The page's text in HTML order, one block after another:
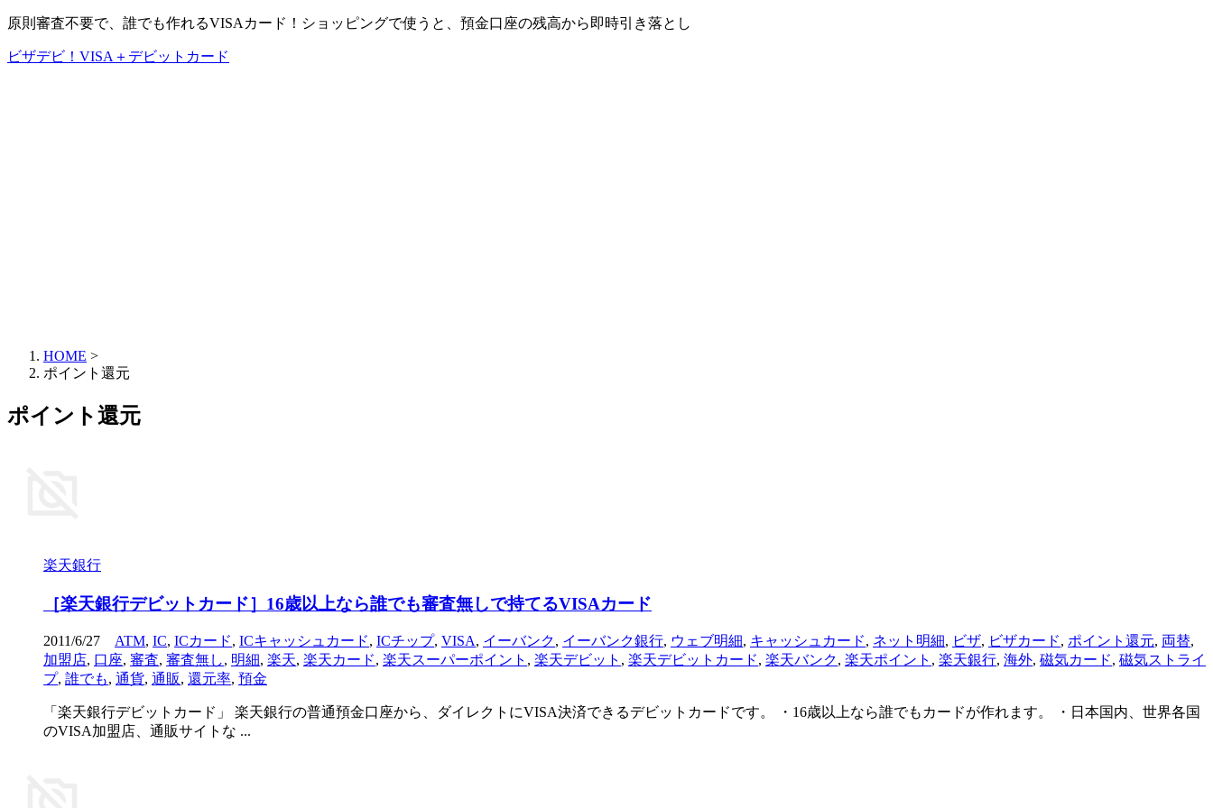
原則審査不要で、誰でも作れるVISAカード！ショッピングで使うと、預金口座の残高から即時引き落とし
ビザデビ！VISA＋デビットカード
HOME >
ポイント還元
ポイント還元
楽天銀行
［楽天銀行デビットカード］16歳以上なら誰でも審査無しで持てるVISAカード
2011/6/27 ATM, IC, ICカード, ICキャッシュカード, ICチップ, VISA, イーバンク, イーバンク銀行, ウェブ明細, キャッシュカード, ネット明細, ビザ, ビザカード, ポイント還元, 両替,
加盟店, 口座, 審査, 審査無し, 明細, 楽天, 楽天カード, 楽天スーパーポイント , 楽天デビット , 楽天デビットカード, 楽天バンク, 楽天ポイント , 楽天銀行, 海外, 磁気カード, 磁気ストライ
プ, 誰でも, 通貨, 通販, 還元率, 預金
「楽天銀行デビットカード」 楽天銀行の普通預金口座から、ダイレクトにVISA決済できるデビットカードです。 ・16歳以上なら誰でもカードが作れます。 ・日本国内、世界各国
のVISA加盟店、通販サイトな ...